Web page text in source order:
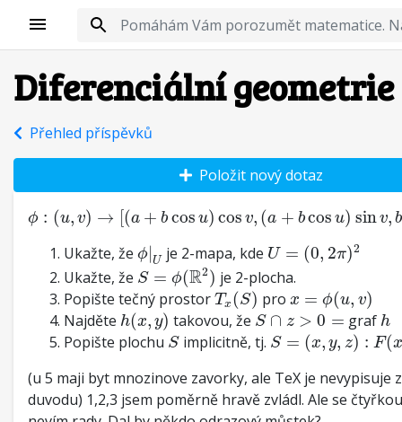
Diferenciální
Přehled příspěvků
ϕ : (u, v) → (a + b cos u) cos v, (a + bcos u) sinv, b
ϕ u, → +b cosu v cos u sin sin
Ukažte, že ϕ U
ϕ| Uje 2-mapa, kde U = (0, 2π)2
U= 0,2 π)2
Ukažte, že S = ϕ(R2)
S=ϕ(R2)
je 2-plocha.
Popište tečný prostor Tx (S)
Tx(S) pro x = ϕ(u, v)
x= u,v)
Najděte h(x, y)
h(x,y) takovou, že S ∩ z > 0 =
S∩z > 0= graf h
h
Popište plochu S
Simplicitně, tj. S = (x, y, z) : F(
S=( x,y,z): F(x,y,z)=
(u 5 maji byt mnozinove zavorky, ale TeX je nevypisuje
duvodu) 1,2,3 jsem poměrně hravě zvládl. Ale se
Položit nový dotaz